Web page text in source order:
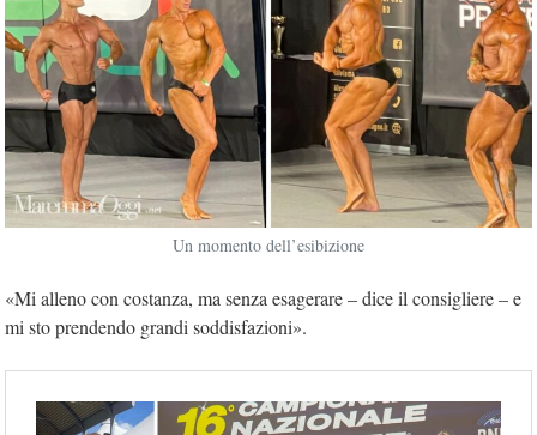
Un momento dell’esibizione
«Mi alleno con costanza, ma senza esagerare – dice il consigliere – e
mi sto prendendo grandi soddisfazioni».